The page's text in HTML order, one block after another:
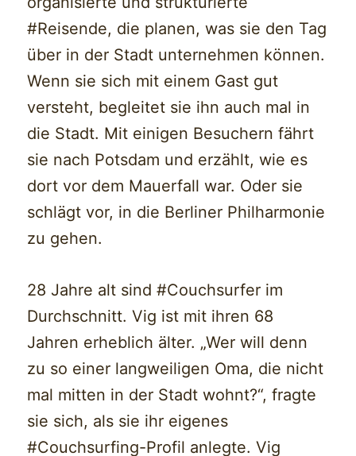
#Reisende, die planen, was sie den Tag
über in der Stadt unternehmen können.
Wenn sie sich mit einem Gast gut
versteht, begleitet sie ihn auch mal in
die Stadt. Mit einigen Besuchern fährt
sie nach Potsdam und erzählt, wie es
dort vor dem Mauerfall war. Oder sie
schlägt vor, in die Berliner Philharmonie
zu gehen.
28 Jahre alt sind #Couchsurfer im
Durchschnitt. Vig ist mit ihren 68
Jahren erheblich älter. „Wer will denn
zu so einer langweiligen Oma, die nicht
mal mitten in der Stadt wohnt?“, fragte
sie sich, als sie ihr eigenes
#Couchsurfing-Profil anlegte. Vig